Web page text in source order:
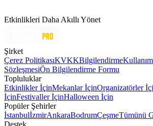
Etkinlikleri Daha Akıllı Yönet
Şirket
Çerez PolitikasıKVKKBilgilendirme
SözleşmesiÖn Bilgilendirme Formu
Topluluklar
Etkinlikler İçinMekanlar İçinOrganizatörler
İçinFestivaller İçinHalloween İçin
Popüler Şehirler
İstanbulİzmirAnkaraBodrumÇeşmeTümünü